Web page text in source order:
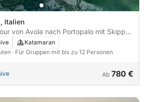
Italien
von Avola nach Portopalo mit Skipper
Katamaran
· Für Gruppen mit bis zu 12 Personen
Ab 780 €